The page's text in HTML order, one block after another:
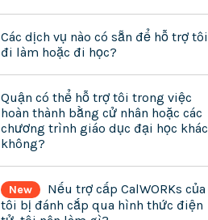
Các dịch vụ nào có sẵn để hỗ trợ tôi
đi làm hoặc đi học?
Quận có thể hỗ trợ tôi trong việc
hoàn thành bằng cử nhân hoặc các
chương trình giáo dục đại học khác
không?
New
Nếu trợ cấp CalWORKs của
tôi bị đánh cắp qua hình thức điện